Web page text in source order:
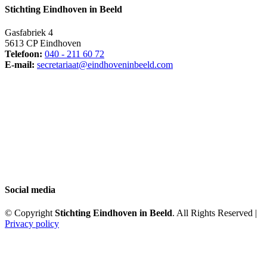
Stichting Eindhoven in Beeld
Gasfabriek 4
5613 CP Eindhoven
Telefoon: 040 - 211 60 72
E-mail: secretariaat@eindhoveninbeeld.com
Social media
© Copyright Stichting Eindhoven in Beeld. All Rights Reserved |
Privacy policy